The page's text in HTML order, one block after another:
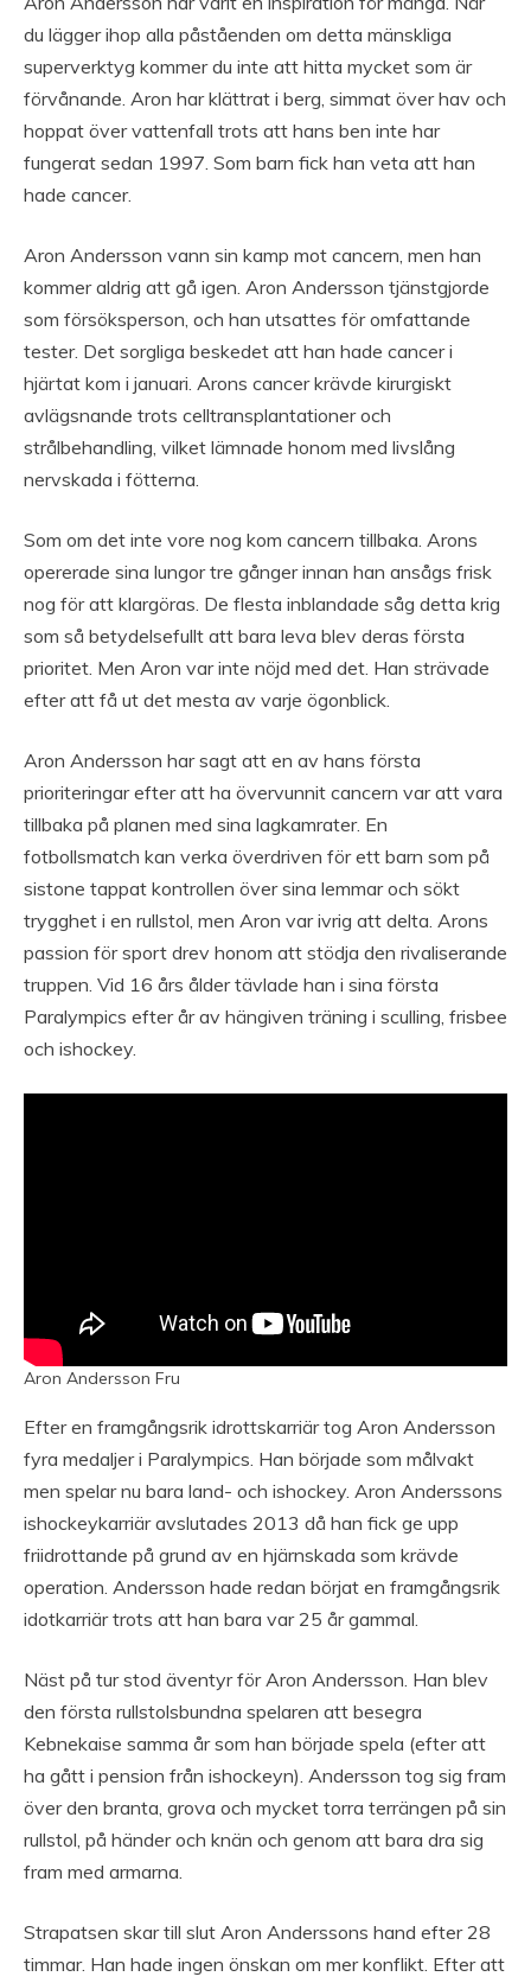
du lägger ihop alla påståenden om detta mänskliga
superverktyg kommer du inte att hitta mycket som är
förvånande. Aron har klättrat i berg, simmat över hav och
hoppat över vattenfall trots att hans ben inte har
fungerat sedan 1997. Som barn fick han veta att han
hade cancer.
Aron Andersson vann sin kamp mot cancern, men han
kommer aldrig att gå igen. Aron Andersson tjänstgjorde
som försöksperson, och han utsattes för omfattande
tester. Det sorgliga beskedet att han hade cancer i
hjärtat kom i januari. Arons cancer krävde kirurgiskt
avlägsnande trots celltransplantationer och
strålbehandling, vilket lämnade honom med livslång
nervskada i fötterna.
Som om det inte vore nog kom cancern tillbaka. Arons
opererade sina lungor tre gånger innan han ansågs frisk
nog för att klargöras. De flesta inblandade såg detta krig
som så betydelsefullt att bara leva blev deras första
prioritet. Men Aron var inte nöjd med det. Han strävade
efter att få ut det mesta av varje ögonblick.
Aron Andersson har sagt att en av hans första
prioriteringar efter att ha övervunnit cancern var att vara
tillbaka på planen med sina lagkamrater. En
fotbollsmatch kan verka överdriven för ett barn som på
sistone tappat kontrollen över sina lemmar och sökt
trygghet i en rullstol, men Aron var ivrig att delta. Arons
passion för sport drev honom att stödja den rivaliserande
truppen. Vid 16 års ålder tävlade han i sina första
Paralympics efter år av hängiven träning i sculling, frisbee
och ishockey.
Aron Andersson Fru
Efter en framgångsrik idrottskarriär tog Aron Andersson
fyra medaljer i Paralympics. Han började som målvakt
men spelar nu bara land- och ishockey. Aron Anderssons
ishockeykarriär avslutades 2013 då han fick ge upp
friidrottande på grund av en hjärnskada som krävde
operation. Andersson hade redan börjat en framgångsrik
idotkarriär trots att han bara var 25 år gammal.
Näst på tur stod äventyr för Aron Andersson. Han blev
den första rullstolsbundna spelaren att besegra
Kebnekaise samma år som han började spela (efter att
ha gått i pension från ishockeyn). Andersson tog sig fram
över den branta, grova och mycket torra terrängen på sin
rullstol, på händer och knän och genom att bara dra sig
fram med armarna.
Strapatsen skar till slut Aron Anderssons hand efter 28
timmar. Han hade ingen önskan om mer konflikt. Efter att